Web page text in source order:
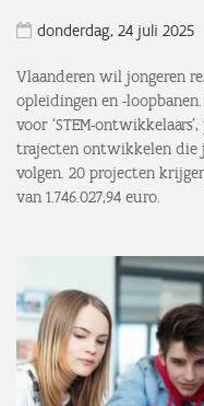
donderdag, 24 juli 2025
Vlaanderen wil jongeren
opleidingen en -
voor ‘STEM-
trajecten ontwikkelen die
volgen. 20 projecten
van 1.746.027,94 euro.